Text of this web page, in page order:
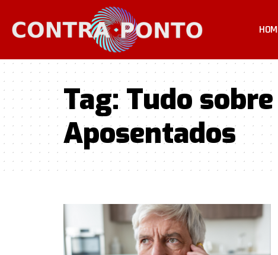
Tag:Tudo
Aposentados